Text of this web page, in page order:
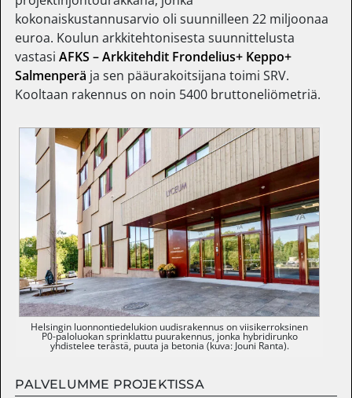
kokonaiskustannusarvio oli suunnilleen 22 miljoonaa
euroa. Koulun arkkitehtonisesta suunnittelusta
vastasiAFKS – Arkkitehdit Frondelius+ Keppo+
Salmenperä ja sen pääurakoitsijana toimi SRV.
Kooltaan rakennus on noin 5400 bruttoneliömetriä.
Helsingin luonnontiedelukion uudisrakennus on viisikerroksinen
P0-paloluokan sprinklattu puurakennus, jonka hybridirunko
yhdistelee terästä, puuta ja betonia (kuva: Jouni Ranta).
PALVELUMME PROJEKTISSA